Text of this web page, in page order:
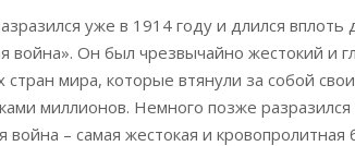
уже в 1914 году и длился вплоть
война». Он был чрезвычайно жестокий и
мира, которые втянули за собой
миллионов. Немного позже
– самая жестокая и кровопролитная